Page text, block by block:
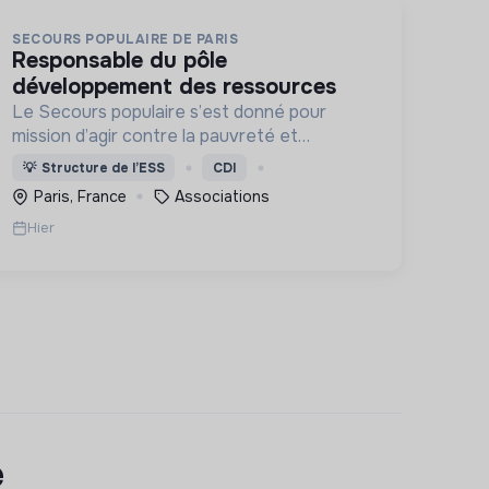
SECOURS POPULAIRE DE PARIS
responsable du pôle
développement des ressources
Le Secours populaire s’est donné pour
mission d’agir contre la pauvreté et
l’exclusion sous ses formes, en France et
dans le monde.
💡 Structure de l’ESS CDI
Paris, France Associations
Hier